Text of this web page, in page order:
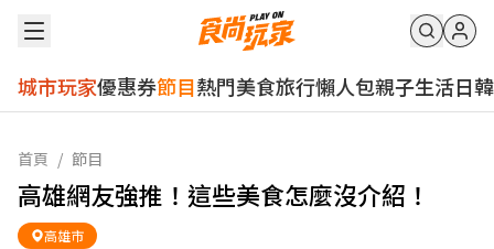
城市玩家優惠券節目熱門美食旅行懶人包親子生活日韓
首頁 / 節目
高雄網友強推！這些美食怎麼沒介紹！
高雄市